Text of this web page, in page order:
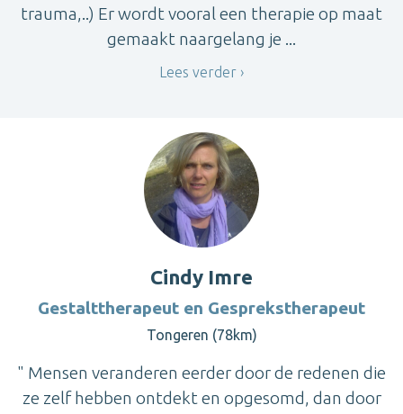
trauma,..) Er wordt vooral een therapie op maat
gemaakt naargelang je ...
Lees verder
Cindy Imre
Gestalttherapeut en Gesprekstherapeut
Tongeren (78km)
" Mensen veranderen eerder door de redenen die
ze zelf hebben ontdekt en opgesomd, dan door